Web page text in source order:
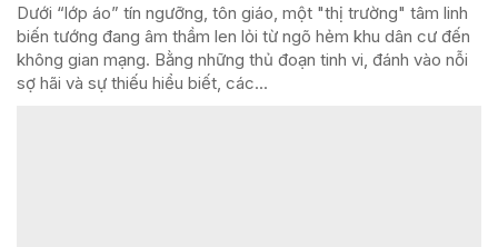
Dưới “lớp áo” tín ngưỡng, tôn giáo, một "thị trường" tâm linh
biến tướng đang âm thầm len lỏi từ ngõ hẻm khu dân cư đến
không gian mạng. Bằng những thủ đoạn tinh vi, đánh vào nỗi
sợ hãi và sự thiếu hiểu biết, các...